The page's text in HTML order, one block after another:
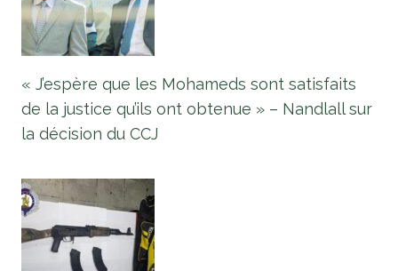
« J’espère que les Mohameds sont satisfaits
de la justice qu’ils ont obtenue » – Nandlall sur
la décision du CCJ